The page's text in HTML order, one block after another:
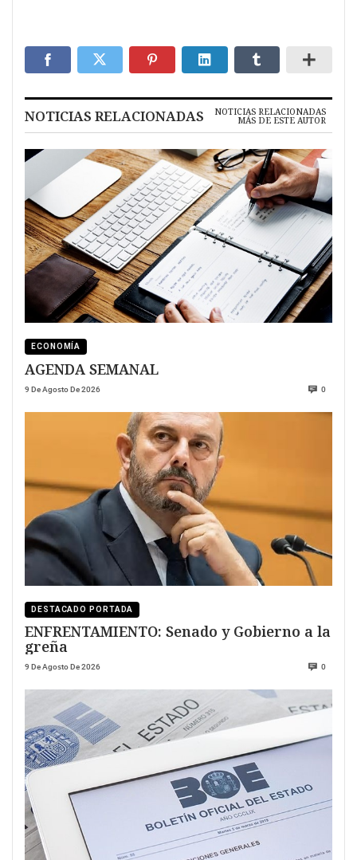
NOTICIAS RELACIONADAS NOTICIAS RELACIONADAS
MÁS DE ESTE AUTOR
ECONOMÍA
AGENDA SEMANAL
9 De Agosto De 2026 0
DESTACADO PORTADA
ENFRENTAMIENTO: Senado y Gobierno a la
greña
9 De Agosto De 2026 0